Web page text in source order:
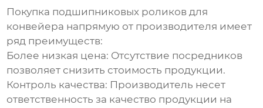
Покупка подшипниковых роликов для
конвейера напрямую от производителя имеет
ряд преимуществ:
Более низкая цена: Отсутствие посредников
позволяет снизить стоимость продукции.
Контроль качества: Производитель несет
ответственность за качество продукции на